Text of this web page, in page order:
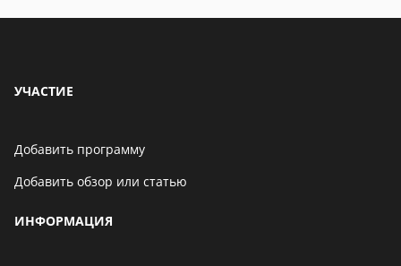
УЧАСТИЕ
Добавить программу
Добавить обзор или статью
ИНФОРМАЦИЯ